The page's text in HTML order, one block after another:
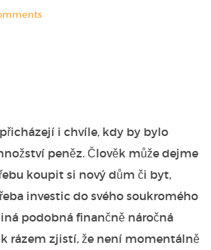
i chvíle, kdy by bylo
peněz. Člověk může dejme
koupit si nový dům či byt,
investic do svého soukromého
podobná finančně náročná
rázem zjistí, že není momentálně